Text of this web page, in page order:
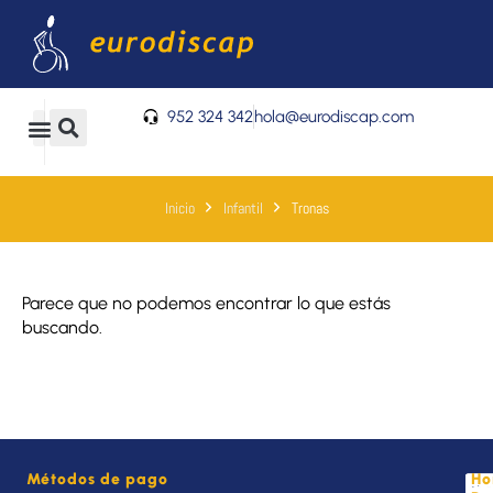
contenido
0
Carrito 952 324 342hola@eurodiscap.com
Inicio Infantil Tronas
Parece que no podemos encontrar lo que estás
buscando.
Métodos de pago